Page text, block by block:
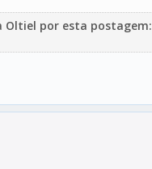
Oltiel por esta postagem: